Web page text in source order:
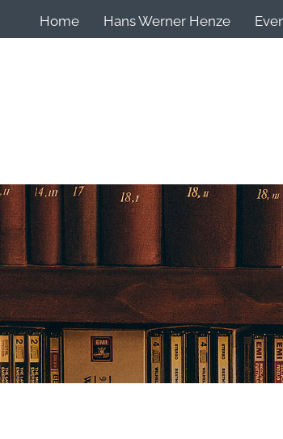
Home Hans Werner Henze